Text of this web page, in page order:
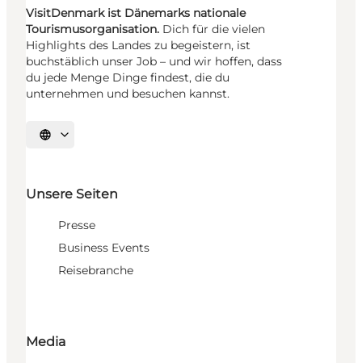
VisitDenmark ist Dänemarks nationale
Tourismusorganisation. Dich für die vielen
Highlights des Landes zu begeistern, ist
buchstäblich unser Job – und wir hoffen, dass
du jede Menge Dinge findest, die du
unternehmen und besuchen kannst.
Sprache auswählen
Unsere Seiten
Presse
Business Events
Reisebranche
Media